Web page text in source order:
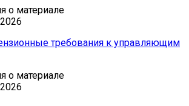
о материале
требования к управляющим
о материале